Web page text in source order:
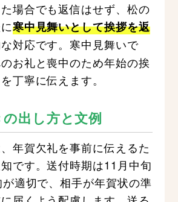
場合でも返信はせず、松の
寒中見舞いとして挨拶を返
対応です。寒中見舞いで
お礼と喪中のため年始の挨
丁寧に伝えます。
出し方と文例
年賀欠礼を事前に伝えるた
です。送付時期は11月中旬
適切で、相手が年賀状の準